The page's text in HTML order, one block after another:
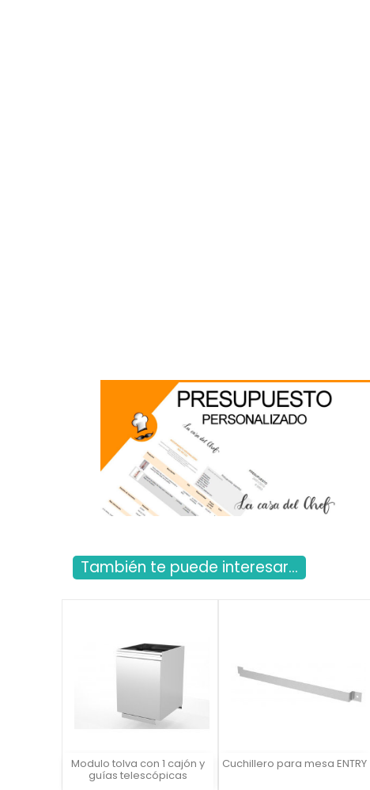
También te puede interesar...
Modulo tolva con 1 cajón y
guías telescópicas 
Vista rápida Cuchillero para mesa ENTRY

Vista rápida